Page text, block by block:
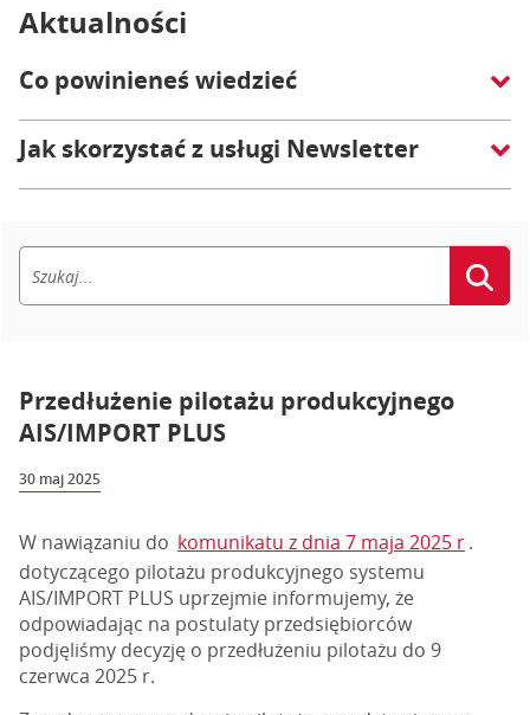
Aktualności
Co powinieneś wiedzieć
Jak skorzystać z usługi Newsletter
Przedłużenie pilotażu produkcyjnego
AIS/IMPORT PLUS
30 maj 2025
W nawiązaniu do komunikatu z dnia 7 maja 2025 r.
dotyczącego pilotażu produkcyjnego systemu
AIS/IMPORT PLUS uprzejmie informujemy, że
odpowiadając na postulaty przedsiębiorców
podjęliśmy decyzję o przedłużeniu pilotażu do 9
czerwca 2025 r.